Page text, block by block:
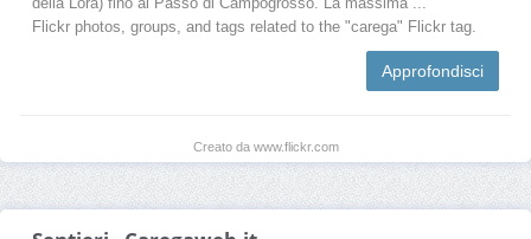
Flickr photos, groups, and tags related to the "carega" Flickr tag.
Approfondisci
Creato da www.flickr.com